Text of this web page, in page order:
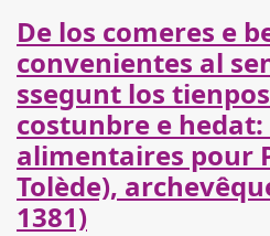
De los comeres e
convenientes al
ssegunt los
costunbre e
alimentaires pour
Tolède),
1381)